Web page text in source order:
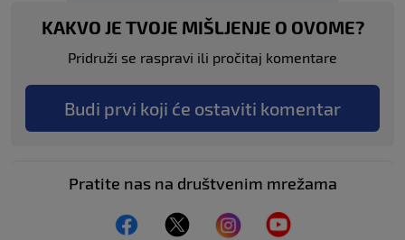
KAKVO JE TVOJE MIŠLJENJE O OVOME?
Pridruži se raspravi ili pročitaj komentare
Budi prvi koji će ostaviti komentar
Pratite nas na društvenim mrežama